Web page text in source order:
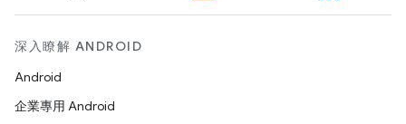
深入瞭解 ANDROID
Android
企業專用 Android